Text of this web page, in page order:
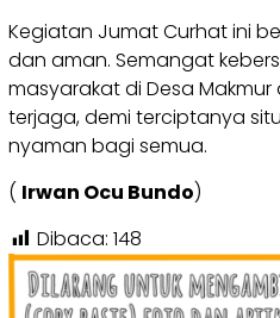
Kegiatan Jumat Curhat ini
dan aman. Semangat
masyarakat di Desa
terjaga, demi terciptanya
nyaman bagi semua.
( Irwan Ocu Bundo)
Dibaca: 148